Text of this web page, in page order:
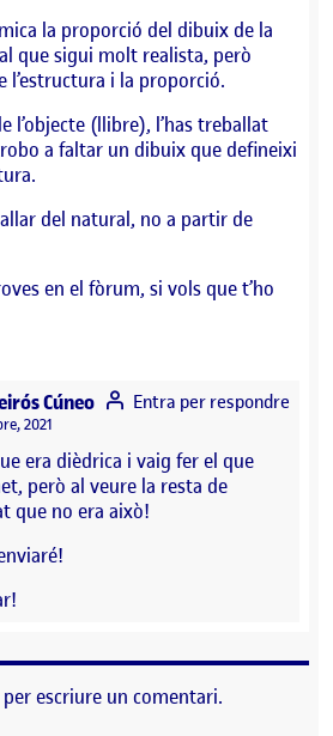
la proporció del dibuix de la
que sigui molt realista, però
l’estructura i la proporció.
l’objecte (llibre), l’has treballat
a faltar un dibuix que defineixi
del natural, no a partir de
en el fòrum, si vols que t’ho
Cúneosays:
2021
era dièdrica i vaig fer el que
però al veure la resta de
que no era això!
Entra per respondre
per escriure un comentari.